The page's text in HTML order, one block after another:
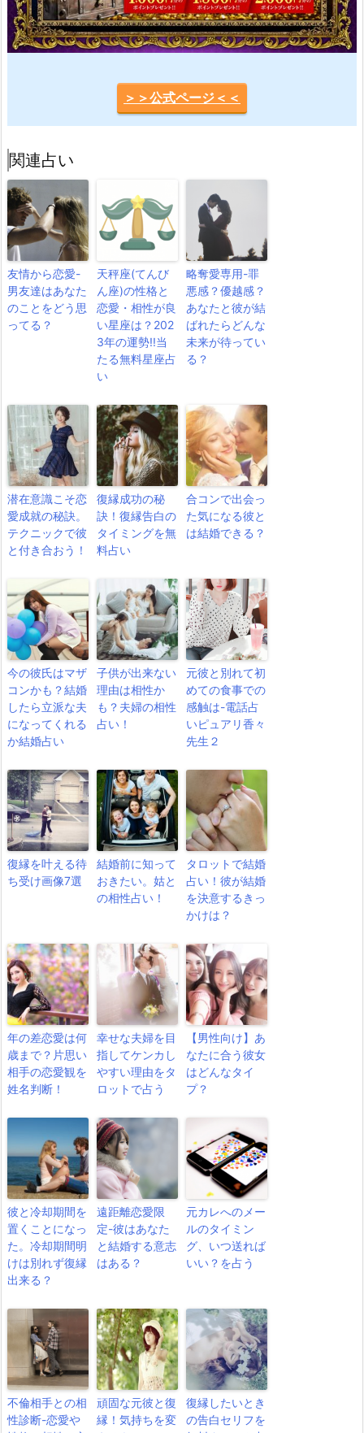
＞＞公式ページ＜＜
関連占い
友情から恋愛-
男友達はあなた
のことをどう思
ってる？
天秤座(てんび
ん座)の性格と
恋愛・相性が良
い星座は？202
3年の運勢!!当
たる無料星座占
い
略奪愛専用-罪
悪感？優越感？
あなたと彼が結
ばれたらどんな
未来が待ってい
る？
潜在意識こそ恋
愛成就の秘訣。
テクニックで彼
と付き合おう！
復縁成功の秘
訣！復縁告白の
タイミングを無
料占い
合コンで出会っ
た気になる彼と
は結婚できる？
今の彼氏はマザ
コンかも？結婚
したら立派な夫
になってくれる
か結婚占い
子供が出来ない
理由は相性か
も？夫婦の相性
占い！
元彼と別れて初
めての食事での
感触は-電話占
いピュアリ香々
先生２
復縁を叶える待
ち受け画像7選
結婚前に知って
おきたい。姑と
の相性占い！
タロットで結婚
占い！彼が結婚
を決意するきっ
かけは？
年の差恋愛は何
歳まで？片思い
相手の恋愛観を
姓名判断！
幸せな夫婦を目
指してケンカし
やすい理由をタ
ロットで占う
【男性向け】あ
なたに合う彼女
はどんなタイ
プ？
彼と冷却期間を
置くことになっ
た。冷却期間明
けは別れず復縁
出来る？
遠距離恋愛限
定-彼はあなた
と結婚する意志
はある？
元カレへのメー
ルのタイミン
グ、いつ送れば
いい？を占う
不倫相手との相
性診断-恋愛や
頑固な元彼と復
縁！気持ちを変
復縁したいとき
の告白セリフを